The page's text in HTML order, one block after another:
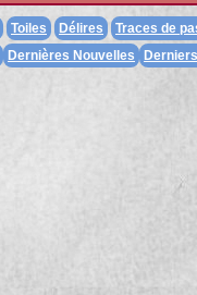
Toiles Délires
Traces de
Dernières Nouvelles